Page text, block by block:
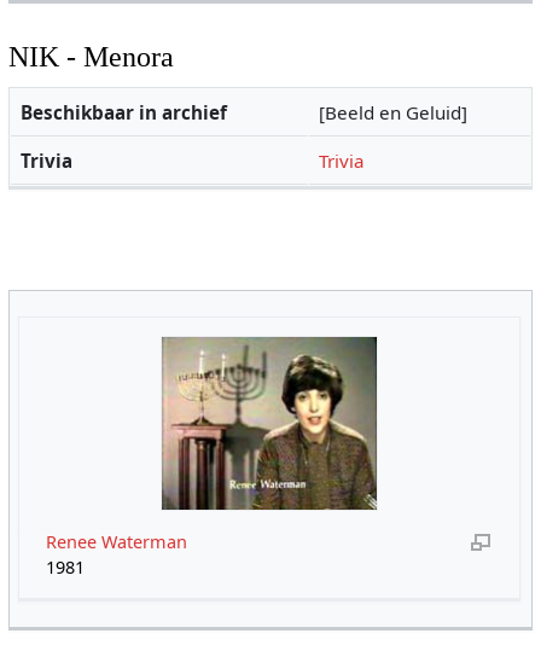
NIK - Menora
Beschikbaar in archief
[Beeld en Geluid]
Trivia
Trivia
Renee Waterman
1981